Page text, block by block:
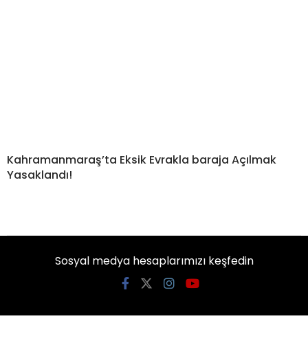
Kahramanmaraş’ta Eksik Evrakla baraja Açılmak
Yasaklandı!
Sosyal medya hesaplarımızı keşfedin